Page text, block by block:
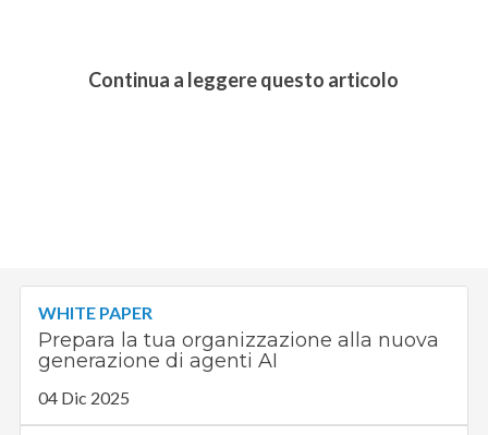
Continua a leggere questo articolo
WHITE PAPER
Prepara la tua organizzazione alla nuova
generazione di agenti AI
04 Dic 2025